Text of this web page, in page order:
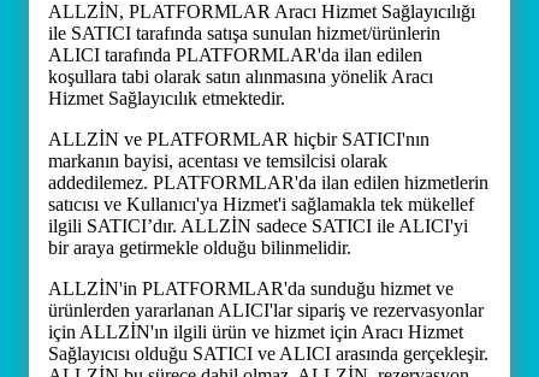
ALLZİN, PLATFORMLAR Aracı Hizmet Sağlayıcılığı
ile SATICI tarafında satışa sunulan hizmet/ürünlerin
ALICI tarafında PLATFORMLAR'da ilan edilen
koşullara tabi olarak satın alınmasına yönelik Aracı
Hizmet Sağlayıcılık etmektedir.
ALLZİN ve PLATFORMLAR hiçbir SATICI'nın
markanın bayisi, acentası ve temsilcisi olarak
addedilemez. PLATFORMLAR'da ilan edilen hizmetlerin
satıcısı ve Kullanıcı'ya Hizmet'i sağlamakla tek mükellef
ilgili SATICI’dır. ALLZİN sadece SATICI ile ALICI'yi
bir araya getirmekle olduğu bilinmelidir.
ALLZİN'in PLATFORMLAR'da sunduğu hizmet ve
ürünlerden yararlanan ALICI'lar sipariş ve rezervasyonlar
için ALLZİN'ın ilgili ürün ve hizmet için Aracı Hizmet
Sağlayıcısı olduğu SATICI ve ALICI arasında gerçekleşir.